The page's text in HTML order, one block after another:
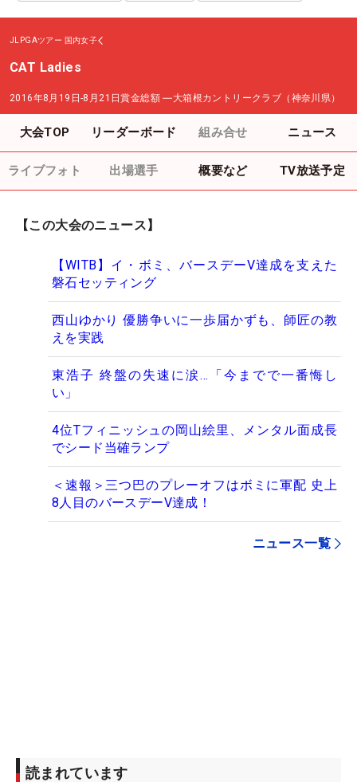
JLPGAツアー 国内女子
CAT Ladies
2016年8月19日-8月21日賞金総額 ―大箱根カントリークラブ（神奈川県）
大会TOP リーダーボード 組み合せ ニュース
ライブフォト 出場選手 概要など TV放送予定
【この大会のニュース】
【WITB】イ・ボミ、バースデーV達成を支えた
磐石セッティング
西山ゆかり 優勝争いに一歩届かずも、師匠の教
えを実践
東浩子 終盤の失速に涙…「今までで一番悔し
い」
4位Tフィニッシュの岡山絵里、メンタル面成長
でシード当確ランプ
＜速報＞三つ巴のプレーオフはボミに軍配 史上
8人目のバースデーV達成！
ニュース一覧
読まれています